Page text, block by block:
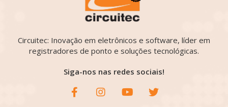
Circuitec: Inovação em eletrônicos e software, líder em
registradores de ponto e soluções tecnológicas.
Siga-nos nas redes sociais!